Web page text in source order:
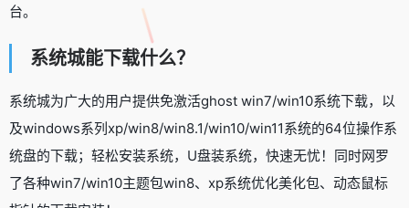
台。
系统城能下载什么？
系统城为广大的用户提供免激活ghost win7/win10系统下载，以
及windows系列xp/win8/win8.1/win10/win11系统的64位操作系
统盘的下载；轻松安装系统，U盘装系统，快速无忧！同时网罗
了各种win7/win10主题包win8、xp系统优化美化包、动态鼠标